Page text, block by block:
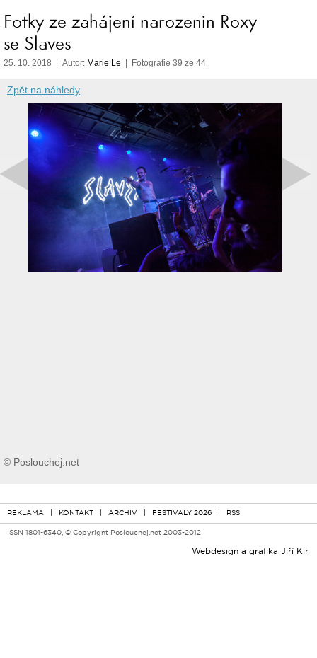
Fotky ze zahájení narozenin Roxy
se Slaves
25. 10. 2018 | Autor: Marie Le | Fotografie 39 ze 44
Zpět na náhledy
© Poslouchej.net
REKLAMA | KONTAKT | ARCHIV | FESTIVALY 2026 | RSS
ISSN 1801-6340, © Copyright Poslouchej.net 2003-2012
Webdesign a grafika Jiří Kir